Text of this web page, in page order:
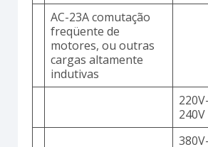
AC-23A comutação
freqüente de
motores, ou outras
cargas altamente
indutivas
220V-
240V
380V-